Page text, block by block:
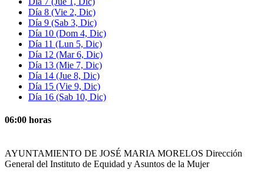
Día 8 (Vie 2, Dic)
Día 9 (Sab 3, Dic)
Día 10 (Dom 4, Dic)
Día 11 (Lun 5, Dic)
Día 12 (Mar 6, Dic)
Día 13 (Mie 7, Dic)
Día 14 (Jue 8, Dic)
Día 15 (Vie 9, Dic)
Día 16 (Sab 10, Dic)
06:00 horas
AYUNTAMIENTO DE JOSÉ MARIA MORELOS Dirección
General del Instituto de Equidad y Asuntos de la Mujer